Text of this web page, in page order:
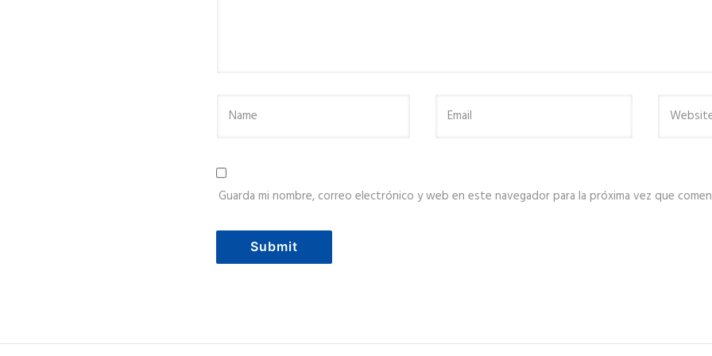
Guarda mi nombre, correo electrónico y web en este navegador para la próxima vez que